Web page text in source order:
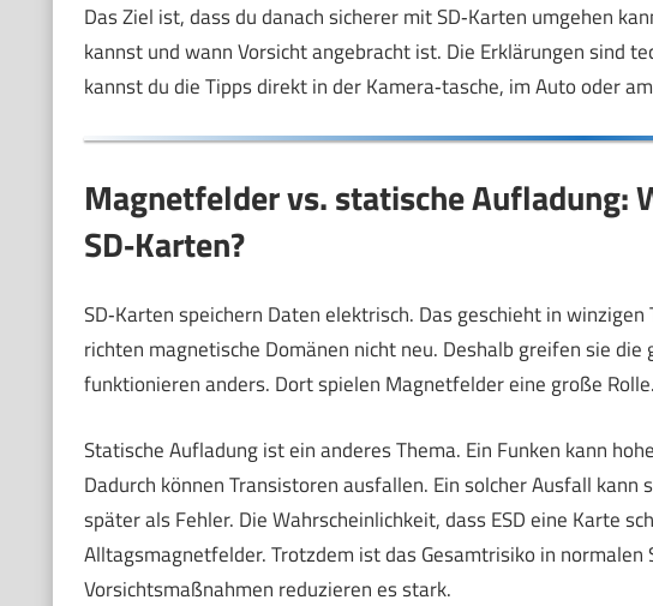
Das Ziel ist, dass du danach sicherer mit SD‑Karten umgehen
kannst und wann Vorsicht angebracht ist. Die Erklärungen sind
kannst du die Tipps direkt in der Kamera‑tasche, im Auto oder
Magnetfelder vs. statische Aufladung:
SD‑Karten?
SD‑Karten speichern Daten elektrisch. Das geschieht in
richten magnetische Domänen nicht neu. Deshalb greifen sie
funktionieren anders. Dort spielen Magnetfelder eine große
Statische Aufladung ist ein anderes Thema. Ein Funken kann
Dadurch können Transistoren ausfallen. Ein solcher Ausfall
später als Fehler. Die Wahrscheinlichkeit, dass ESD eine Karte
Alltagsmagnetfelder. Trotzdem ist das Gesamtrisiko in
Vorsichtsmaßnahmen reduzieren es stark.